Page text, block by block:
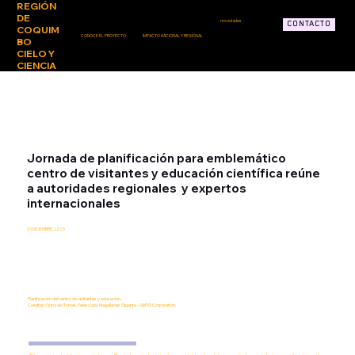
REGIÓN
DE
COQUIM
BO
CIELO Y
CIENCIA
CONOCE EL PROYECTO IMPACTO NACIONAL Y REGIONAL
novedades CONTACTO
Jornada de planificación para emblemático
centro de visitantes y educación científica reúne
a autoridades regionales y expertos
internacionales
03 DICIEMBRE, 2025
Planificación del centro de visitantes y educación.
Créditos: Gonzalo Torres, Telescopio Magallanes Gigante - GMTO Corporation.
||||||||||||||||||||||||||||||||||||||||||||||||||||||||||||||||||||||||||||||||||||||||||||||||||||||||||||||||||||||||||||||||||||||||